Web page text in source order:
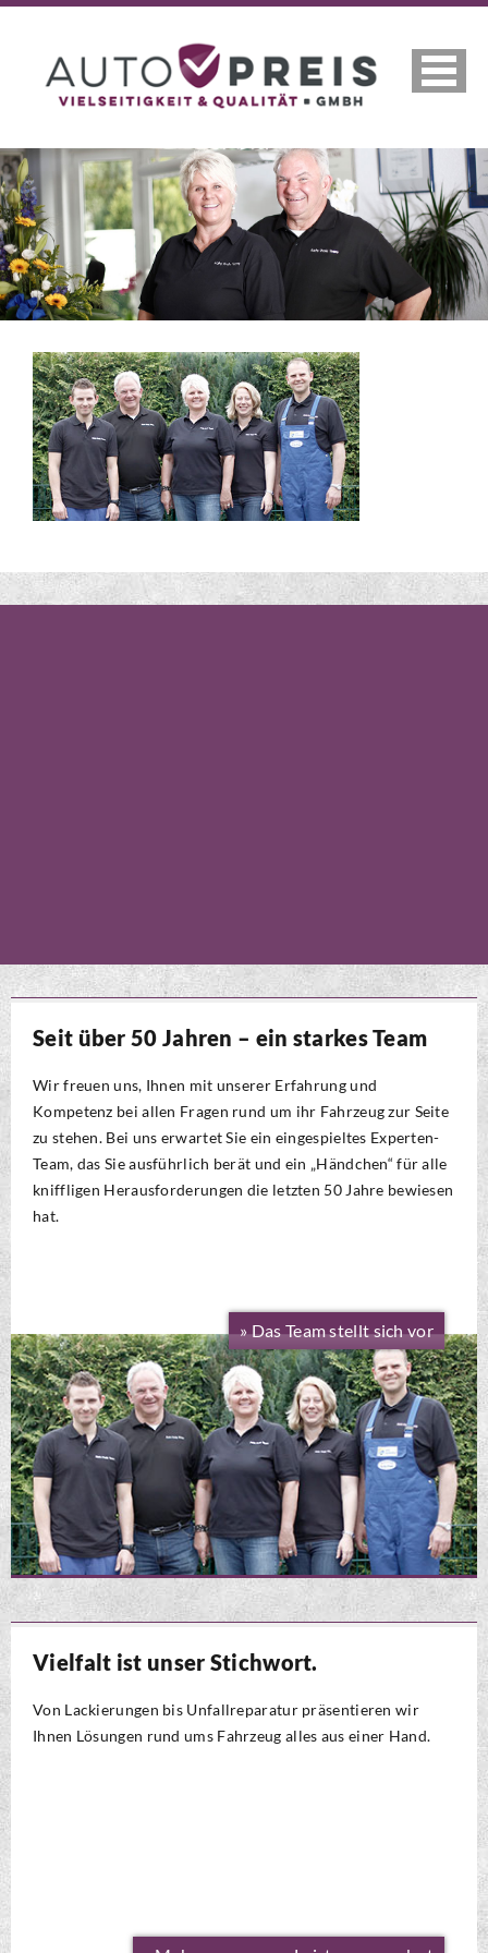
Seit über 50 Jahren – ein starkes Team
Wir freuen uns, Ihnen mit unserer Erfahrung und
Kompetenz bei allen Fragen rund um ihr Fahrzeug zur Seite
zu stehen. Bei uns erwartet Sie ein eingespieltes Experten-
Team, das Sie ausführlich berät und ein „Händchen“ für alle
kniffligen Herausforderungen die letzten 50 Jahre bewiesen
hat.
» Das Team stellt sich vor
Vielfalt ist unser Stichwort.
Von Lackierungen bis Unfallreparatur präsentieren wir
Ihnen Lösungen rund ums Fahrzeug alles aus einer Hand.